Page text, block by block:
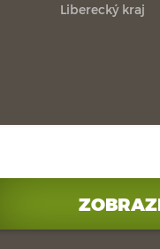
Liberecký kraj